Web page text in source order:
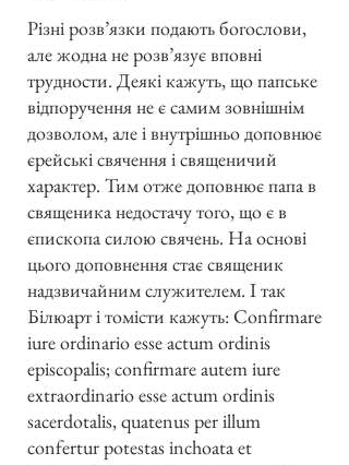
Різні розв’язки подають богослови,
але жодна не розв’язує вповні
трудности. Деякі кажуть, що папське
відпоручення не є самим зовнішнім
дозволом, але і внутрішньо доповнює
єрейські свячення і священичий
характер. Тим отже доповнює папа в
священика недостачу того, що є в
єпископа силою свячень. На основі
цього доповнення стає священик
надзвичайним служителем. І так
Білюарт і томісти кажуть: Confirmare
iure ordinario esse actum ordinis
episcopalis; confirmare autem iure
extraordinario esse actum ordinis
sacerdotalis, quatenus per illum
confertur potestas inchoata et